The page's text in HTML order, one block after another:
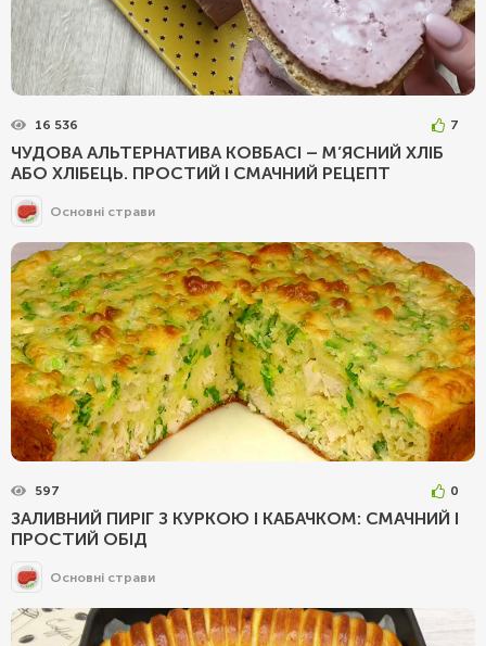
16 536 7
ЧУДОВА АЛЬТЕРНАТИВА КОВБАСІ – М’ЯСНИЙ ХЛІБ
АБО ХЛІБЕЦЬ. ПРОСТИЙ І СМАЧНИЙ РЕЦЕПТ
Основні страви
597 0
ЗАЛИВНИЙ ПИРІГ З КУРКОЮ І КАБАЧКОМ: СМАЧНИЙ І
ПРОСТИЙ ОБІД
Основні страви